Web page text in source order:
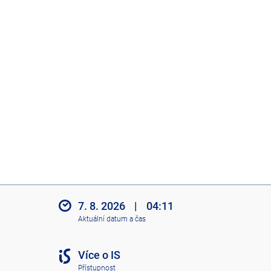
7. 8. 2026 | 04:11
Aktuální datum a čas
Více o IS
Přístupnost